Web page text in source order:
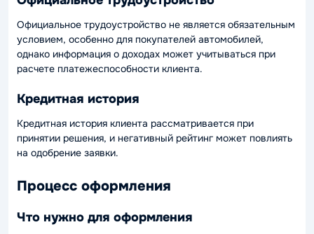
Официальное трудоустройство не является обязательным
условием, особенно для покупателей автомобилей,
однако информация о доходах может учитываться при
расчете платежеспособности клиента.
Кредитная история
Кредитная история клиента рассматривается при
принятии решения, и негативный рейтинг может повлиять
на одобрение заявки.
Процесс оформления
Что нужно для оформления